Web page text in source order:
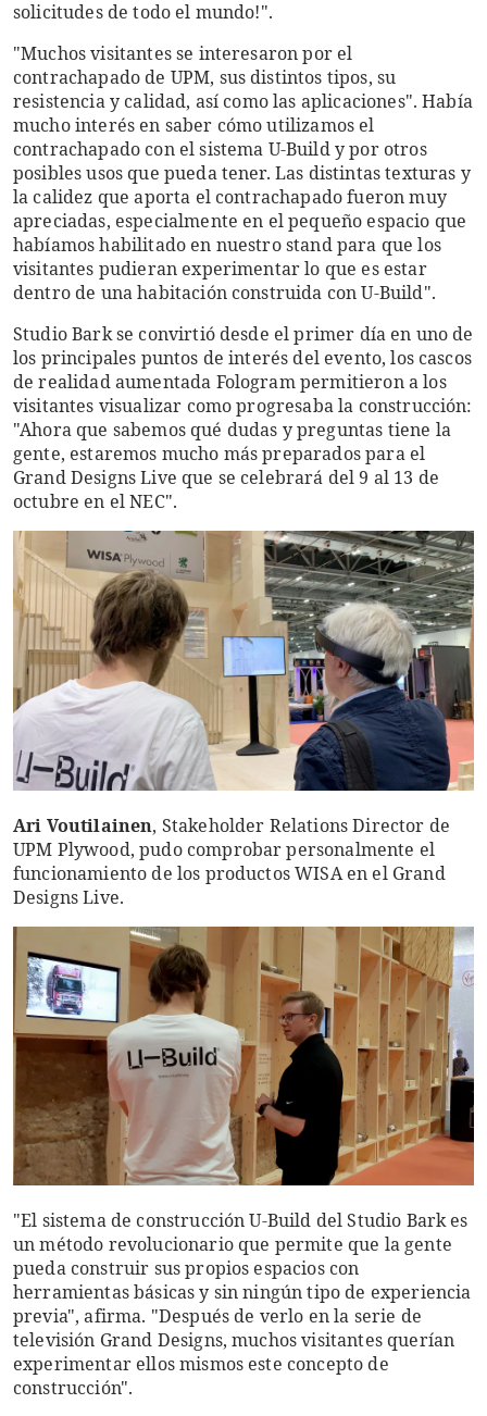
solicitudes de todo el mundo!".
"Muchos visitantes se interesaron por el
contrachapado de UPM, sus distintos tipos, su
resistencia y calidad, así como las aplicaciones". Había
mucho interés en saber cómo utilizamos el
contrachapado con el sistema U-Build y por otros
posibles usos que pueda tener. Las distintas texturas y
la calidez que aporta el contrachapado fueron muy
apreciadas, especialmente en el pequeño espacio que
habíamos habilitado en nuestro stand para que los
visitantes pudieran experimentar lo que es estar
dentro de una habitación construida con U-Build".
Studio Bark se convirtió desde el primer día en uno de
los principales puntos de interés del evento, los cascos
de realidad aumentada Fologram permitieron a los
visitantes visualizar como progresaba la construcción:
"Ahora que sabemos qué dudas y preguntas tiene la
gente, estaremos mucho más preparados para el
Grand Designs Live que se celebrará del 9 al 13 de
octubre en el NEC".
Ari Voutilainen, Stakeholder Relations Director de
UPM Plywood, pudo comprobar personalmente el
funcionamiento de los productos WISA en el Grand
Designs Live.
"El sistema de construcción U-Build del Studio Bark es
un método revolucionario que permite que la gente
pueda construir sus propios espacios con
herramientas básicas y sin ningún tipo de experiencia
previa", afirma. "Después de verlo en la serie de
televisión Grand Designs, muchos visitantes querían
experimentar ellos mismos este concepto de
construcción".